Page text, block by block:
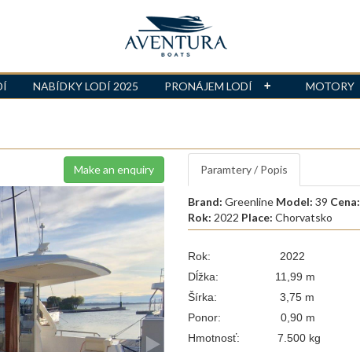
NABÍDKY LODÍ 2025 PRONÁJEM LODÍ MOTORY
Make an enquiry Paramtery / Popis
Brand: Greenline Model: 39 Cena:
Rok: 2022 Place: Chorvatsko
Rok: 2022
Dĺžka: 11,99 m
Šírka: 3,75 m
Ponor: 0,90 m
Hmotnosť: 7.500 kg